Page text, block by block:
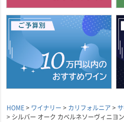
HOME ワイナリー カリフォルニア
シルバー オーク カベルネソーヴィニヨ